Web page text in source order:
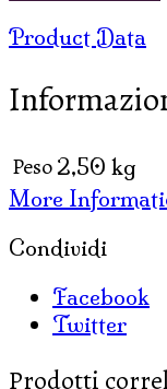
IN
E
FIORI
VERTICALI
CM
quantità
Product Data
Peso2,50 kg
More
Condividi
Facebook
Twitter
Prodotti